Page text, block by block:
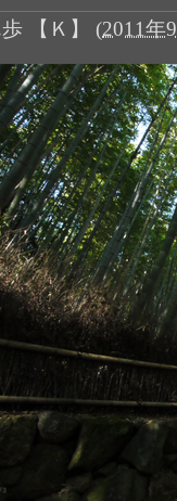
【Ｋ】 (2011年